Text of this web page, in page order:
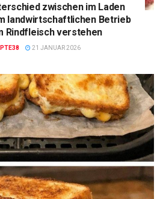
zwischen im Laden
landwirtschaftlichen Betrieb
Rindfleisch verstehen
21 JANUAR 2026